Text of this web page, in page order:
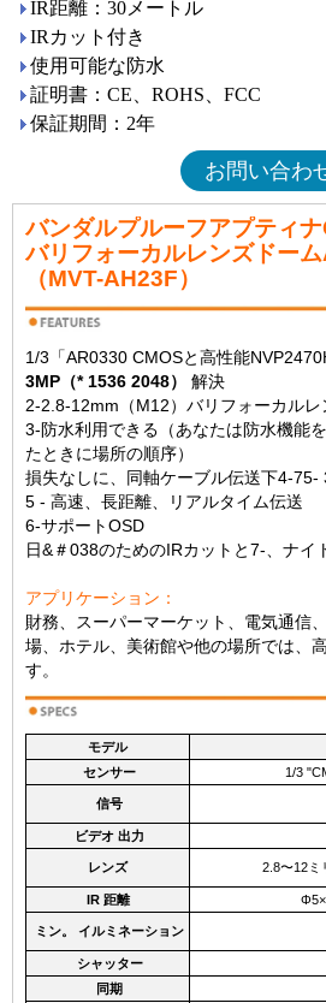
IR距離：30メートル
IRカット付き
使用可能な防水
証明書：CE、ROHS、FCC
保証期間：2年
お問い合わ
バンダルプルーフアプティ
バリフォーカルレンズドー
（MVT-AH23F）
1/3「AR0330 CMOSと高性能
3MP（* 1536 2048）
解決
2-2.8-12mm（M12）バリフォーカルレ
3-防水利用できる（あなたは防水機能
たときに場所の順序）
損失なしに、同軸ケーブル伝送下4-75-
5 - 高速、長距離、リアルタイム
6-サポートOSD
日&＃038のためのIRカットと7-、ナイ
アプリケーション：
財務、スーパーマーケット、電気通信
場、ホテル、美術館や他の場所では、
す。
モデル
センサー
1/3
信号
ビデオ 出力
レンズ 2.8〜12ミ
IR 距離
ミン。 イルミネーション
シャッター
同期